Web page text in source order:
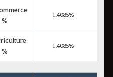
1.4085%
1.4085%